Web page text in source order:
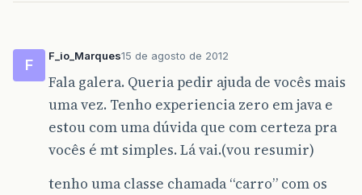
F
F_io_Marques15 de agosto de 2012
Fala galera. Queria pedir ajuda de vocês mais
uma vez. Tenho experiencia zero em java e
estou com uma dúvida que com certeza pra
vocês é mt simples. Lá vai.(vou resumir)
tenho uma classe chamada “carro” com os